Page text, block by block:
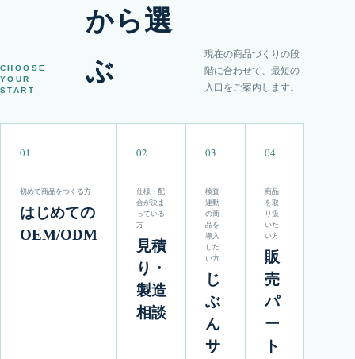
CHOOSE
YOUR
START
から選
ぶ
現在の商品づくりの段
階に合わせて、最短の
入口をご案内します。
01
初めて商品をつくる方
はじめての
OEM/ODM
02
仕様・配
合が決ま
っている
方
見積
り・
製造
相談
03
検査
連動
の商
品を
導入
した
い方
じ
ぶ
ん
サ
04
商品
を取
り扱
いた
い方
販
売
パ
ー
ト